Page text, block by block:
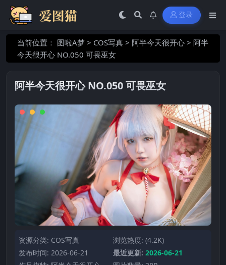
登录
当前位置： 图啦A梦 > COS写真 > 阿半今天很开心 > 阿半
今天很开心 NO.050 可畏巫女
阿半今天很开心 NO.050 可畏巫女
资源分类: COS写真
浏览热度: (4.2K)
发布时间: 2026-06-21
最近更新: 2026-06-21